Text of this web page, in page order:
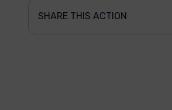
SHARE THIS ACTION